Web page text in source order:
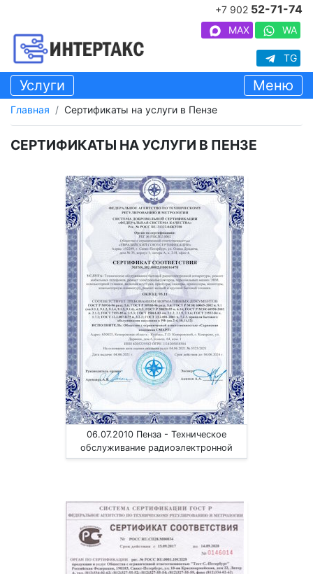
+7 902 52-71-74
MAX WA
TG
Услуги Меню
Главная Сертификаты на услуги в Пензе
СЕРТИФИКАТЫ НА УСЛУГИ В ПЕНЗЕ
06.07.2010 Пенза - Техническое
обслуживание радиоэлектронной
аппаратуры, телефонов, ЭВМ